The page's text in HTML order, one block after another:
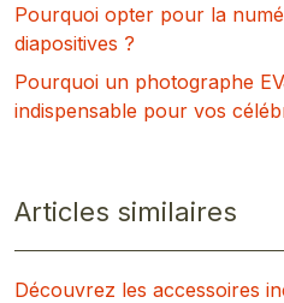
Pourquoi opter pour la
diapositives ?
Pourquoi un photographe
indispensable pour vos
Articles similaires
Découvrez les accessoires